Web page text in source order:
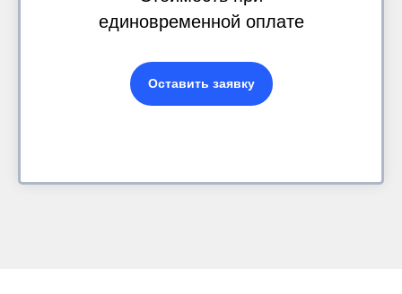
единовременной оплате
Оставить заявку